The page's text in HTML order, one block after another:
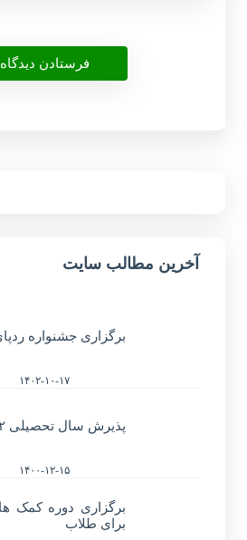
آخرین مطالب سایت
برگزاری جشنواره
۱۴۰۲-۱۰-۱۷
پذیرش سال تحصیلی ۰۲-۱۴۰۱
۱۴۰۰-۱۲-۱۵
برگزاری دوره کمک
برای طلاب